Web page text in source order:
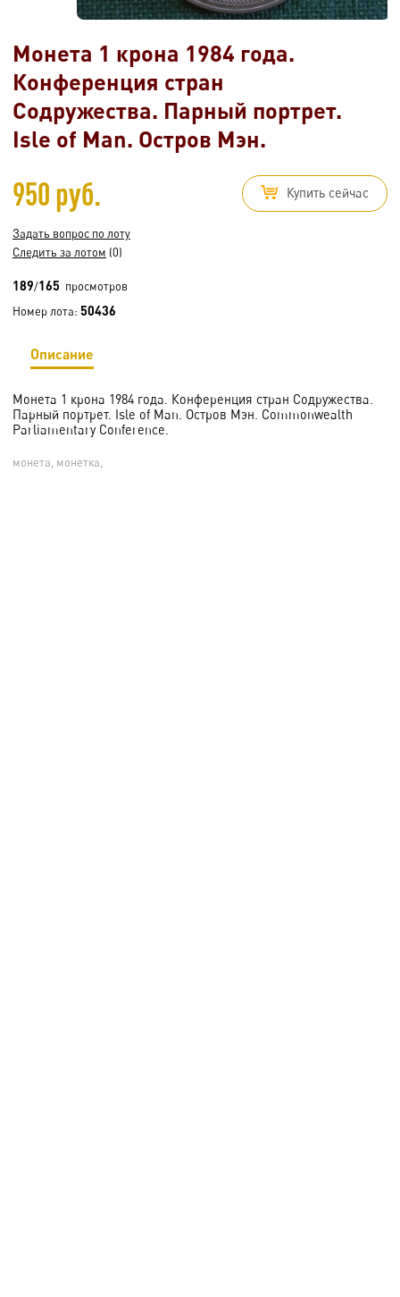
Монета 1 крона 1984 года.
Конференция стран
Содружества. Парный портрет.
Isle of Man. Остров Мэн.
950 руб. Купить сейчас
Задать вопрос по лоту
Следить за лотом (0)
189/165 просмотров
Номер лота: 50436
Описание
Монета 1 крона 1984 года. Конференция стран Содружества.
Парный портрет. Isle of Man. Остров Мэн. Commonwealth
Parliamentary Conference.
монета, монетка,